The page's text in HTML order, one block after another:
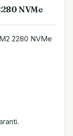
NVMe
2280 NVMe